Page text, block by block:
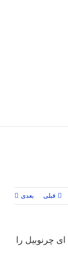
قبلی بعدی
چرنوبیل را